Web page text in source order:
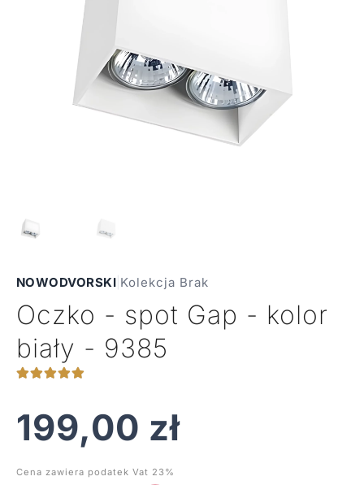
NOWODVORSKI Kolekcja Brak
Oczko - spot Gap - kolor
biały - 9385
199,00 zł
Cena zawiera podatek Vat 23%